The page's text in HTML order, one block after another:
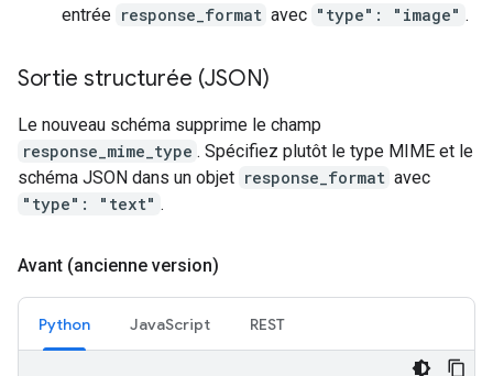
entrée response_format avec "type": "image" .
Sortie structurée (JSON)
Le nouveau schéma supprime le champ
response_mime_type . Spécifiez plutôt le type MIME et le
schéma JSON dans un objet response_format avec
"type": "text" .
Avant (ancienne version)
Python JavaScript REST